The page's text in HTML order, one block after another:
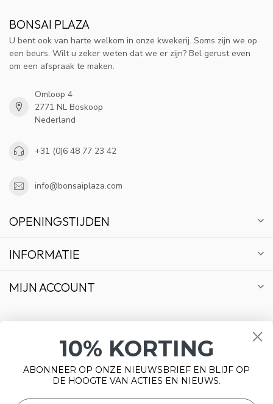
BONSAI PLAZA
U bent ook van harte welkom in onze kwekerij. Soms zijn we op
een beurs. Wilt u zeker weten dat we er zijn? Bel gerust even
om een afspraak te maken.
Omloop 4
2771 NL Boskoop
Nederland
+31 (0)6 48 77 23 42
info@bonsaiplaza.com
OPENINGSTIJDEN
INFORMATIE
MIJN ACCOUNT
10% KORTING
ABONNEER OP ONZE NIEUWSBRIEF EN BLIJF OP
DE HOOGTE VAN ACTIES EN NIEUWS.